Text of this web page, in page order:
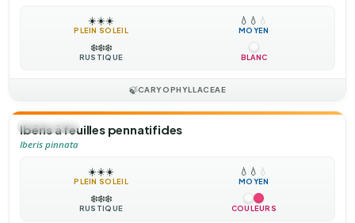
☀️☀️☀️
PLEIN SOLEIL
💧 💧 💧
MOYEN
❄️❄️❄️
RUSTIQUE BLANC
🍃CARYOPHYLLACEAE
🌻ANNUELLE
Ibéris à feuilles pennatifides
Iberis pinnata
☀️☀️☀️
PLEIN SOLEIL
💧 💧 💧
MOYEN
❄️❄️❄️
RUSTIQUE COULEURS